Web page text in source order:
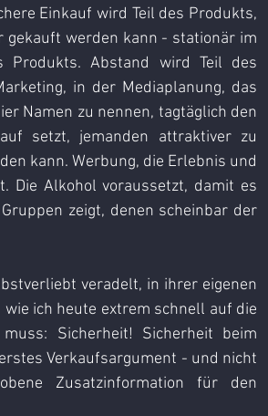
Einkauf wird Teil des Produkts,
gekauft werden kann - stationär im
Produkts. Abstand wird Teil des
in der Mediaplanung, das
Namen zu nennen, tagtäglich den
setzt, jemanden attraktiver zu
kann. Werbung, die Erlebnis und
Die Alkohol voraussetzt, damit es
zeigt, denen scheinbar der
veradelt, in ihrer eigenen
ich heute extrem schnell auf die
Sicherheit! Sicherheit beim
Verkaufsargument - und nicht
Zusatzinformation für den